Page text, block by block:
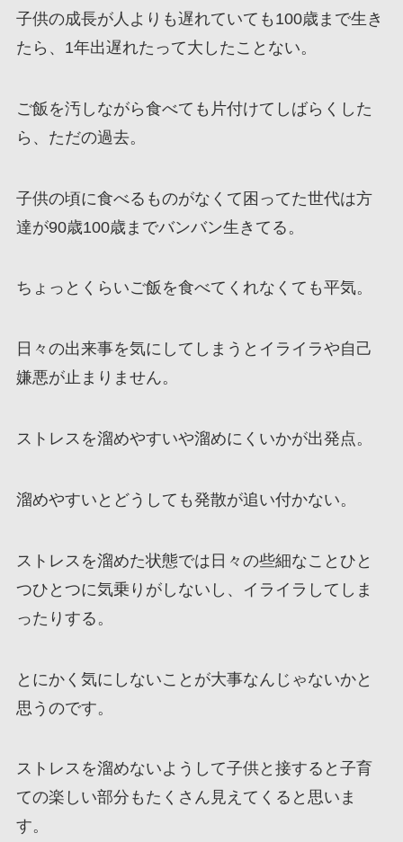
子供の成長が人よりも遅れていても100歳まで生き
たら、1年出遅れたって大したことない。
ご飯を汚しながら食べても片付けてしばらくした
ら、ただの過去。
子供の頃に食べるものがなくて困ってた世代は方
達が90歳100歳までバンバン生きてる。
ちょっとくらいご飯を食べてくれなくても平気。
日々の出来事を気にしてしまうとイライラや自己
嫌悪が止まりません。
ストレスを溜めやすいや溜めにくいかが出発点。
溜めやすいとどうしても発散が追い付かない。
ストレスを溜めた状態では日々の些細なことひと
つひとつに気乗りがしないし、イライラしてしま
ったりする。
とにかく気にしないことが大事なんじゃないかと
思うのです。
ストレスを溜めないようして子供と接すると子育
ての楽しい部分もたくさん見えてくると思いま
す。